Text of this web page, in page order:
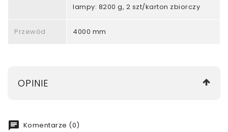
lampy: 8200 g, 2 szt/karton zbiorczy
Przewód 4000 mm
OPINIE
chat Komentarze (0)